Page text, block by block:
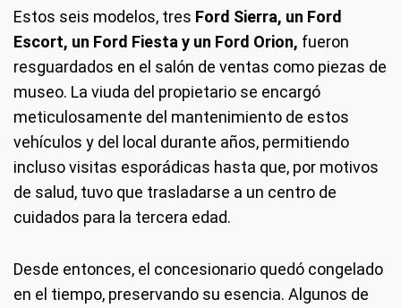
Estos seis modelos, tres Ford Sierra, un Ford
Escort, un Ford Fiesta y un Ford Orion, fueron
resguardados en el salón de ventas como piezas de
museo. La viuda del propietario se encargó
meticulosamente del mantenimiento de estos
vehículos y del local durante años, permitiendo
incluso visitas esporádicas hasta que, por motivos
de salud, tuvo que trasladarse a un centro de
cuidados para la tercera edad.
Desde entonces, el concesionario quedó congelado
en el tiempo, preservando su esencia. Algunos de